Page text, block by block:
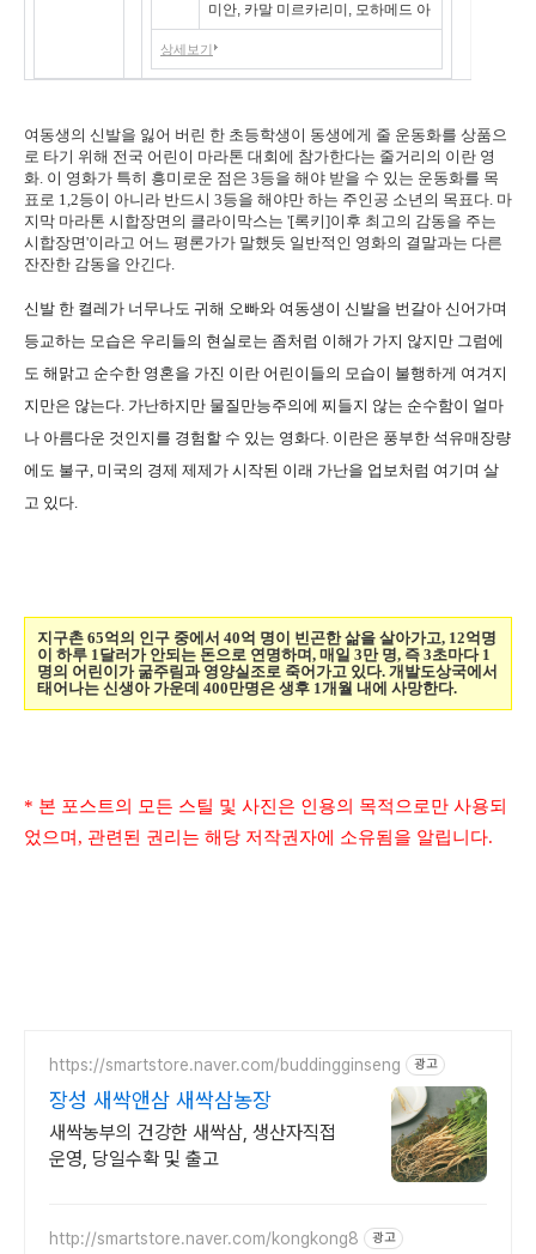
미안, 카말 미르카리미, 모하메드 아
미르 나지
상세보기
여동생의 신발을 잃어 버린 한 초등학생이 동생에게 줄 운동화를 상품으
로 타기 위해 전국 어린이 마라톤 대회에 참가한다는 줄거리의 이란 영
화. 이 영화가 특히 흥미로운 점은 3등을 해야 받을 수 있는 운동화를 목
표로 1,2등이 아니라 반드시 3등을 해야만 하는 주인공 소년의 목표다. 마
지막 마라톤 시합장면의 클라이막스는 '[록키]이후 최고의 감동을 주는
시합장면'이라고 어느 평론가가 말했듯 일반적인 영화의 결말과는 다른
잔잔한 감동을 안긴다.
신발 한 켤레가 너무나도 귀해 오빠와 여동생이 신발을 번갈아 신어가며
등교하는 모습은 우리들의 현실로는 좀처럼 이해가 가지 않지만 그럼에
도 해맑고 순수한 영혼을 가진 이란 어린이들의 모습이 불행하게 여겨지
지만은 않는다. 가난하지만 물질만능주의에 찌들지 않는 순수함이 얼마
나 아름다운 것인지를 경험할 수 있는 영화다. 이란은 풍부한 석유매장량
에도 불구, 미국의 경제 제제가 시작된 이래 가난을 업보처럼 여기며 살
고 있다.
지구촌 65억의 인구 중에서 40억 명이 빈곤한 삶을 살아가고, 12억명
이 하루 1달러가 안되는 돈으로 연명하며, 매일 3만 명, 즉 3초마다 1
명의 어린이가 굶주림과 영양실조로 죽어가고 있다. 개발도상국에서
태어나는 신생아 가운데 400만명은 생후 1개월 내에 사망한다.
* 본 포스트의 모든 스틸 및 사진은 인용의 목적으로만 사용되
었으며, 관련된 권리는 해당 저작권자에 소유됨을 알립니다.
https://smartstore.naver.com/buddingginseng 광고
장성 새싹앤삼 새싹삼농장
새싹농부의 건강한 새싹삼, 생산자직접
운영, 당일수확 및 출고
http://smartstore.naver.com/kongkong8 광고